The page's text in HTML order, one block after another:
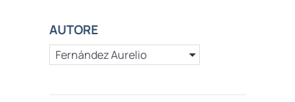
AUTORE
Fernández Aurelio